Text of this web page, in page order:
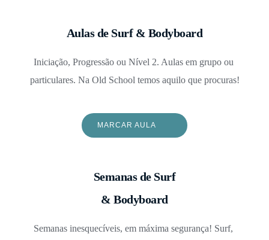
Aulas de Surf & Bodyboard
Iniciação, Progressão ou Nível 2. Aulas em grupo ou
particulares. Na Old School temos aquilo que procuras!
MARCAR AULA
Semanas de Surf
& Bodyboard
Semanas inesquecíveis, em máxima segurança! Surf,